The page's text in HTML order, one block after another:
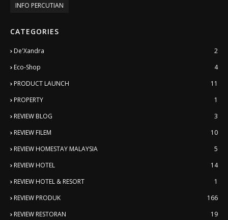
INFO PERCUTIAN
CATEGORIES
De'Xandra
2
Eco-Shop
4
PRODUCT LAUNCH
11
PROPERTY
1
REVIEW BLOG
3
REVIEW FILEM
10
REVIEW HOMESTAY MALAYSIA
5
REVIEW HOTEL
14
REVIEW HOTEL & RESORT
1
REVIEW PRODUK
166
REVIEW RESTORAN
19